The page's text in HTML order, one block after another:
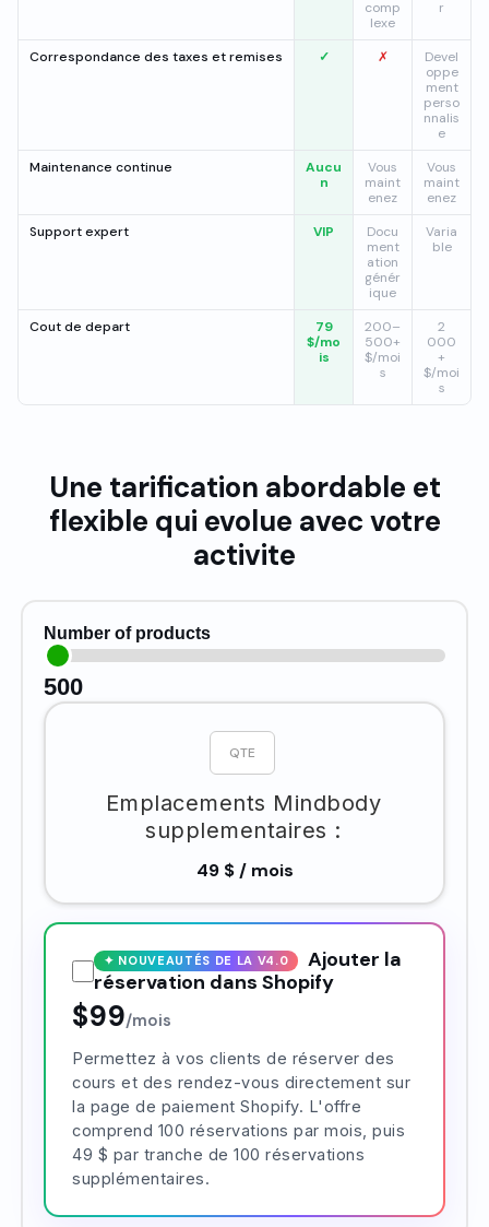
comp
lexe
r
Correspondance des taxes et remises ✓ ✗
Devel
oppe
ment
perso
nnalis
e
Maintenance continue
Aucu
n
Vous
maint
enez
Vous
maint
enez
Support expert
VIP
Docu
ment
ation
génér
ique
Varia
ble
Cout de depart
79
$/mo
is
200–
500+
$/moi
s
2
000
+
$/moi
s
Une tarification abordable et
flexible qui evolue avec votre
activite
Number of products
500
Emplacements Mindbody
supplementaires :
49 $ / mois
✦ NOUVEAUTÉS DE LA V4.0
Ajouter la
réservation dans Shopify
$99/mois
Permettez à vos clients de réserver des
cours et des rendez-vous directement sur
la page de paiement Shopify. L'offre
comprend 100 réservations par mois, puis
49 $ par tranche de 100 réservations
supplémentaires.